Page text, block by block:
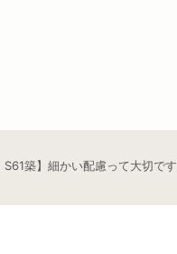
S61築】細かい配慮って大切です